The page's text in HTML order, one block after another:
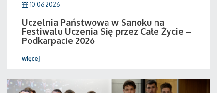
10.06.2026
Uczelnia Państwowa w Sanoku na
Festiwalu Uczenia Się przez Całe Życie –
Podkarpacie 2026
więcej